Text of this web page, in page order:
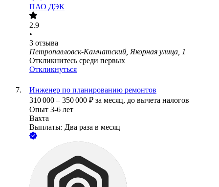
ПАО ДЭК
2.9
•
3 отзыва
Петропавловск-Камчатский, Якорная улица, 1
Откликнитесь среди первых
Откликнуться
Инженер по планированию ремонтов
310 000 – 350 000 ₽ за месяц, до вычета налогов
Опыт 3-6 лет
Вахта
Выплаты: Два раза в месяц